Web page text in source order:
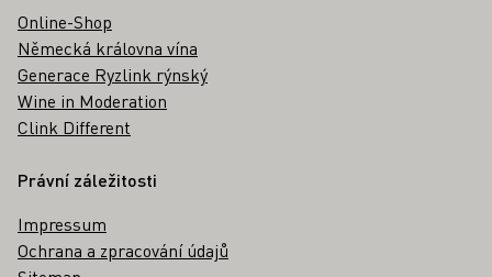
Online-Shop
Německá královna vína
Generace Ryzlink rýnský
Wine in Moderation
Clink Different
Právní záležitosti
Impressum
Ochrana a zpracování údajů